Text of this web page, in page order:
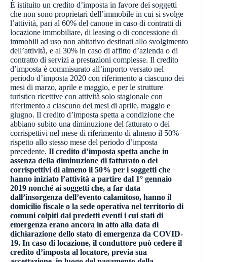
È istituito un credito d’imposta in favore dei soggetti
che non sono proprietari dell’immobile in cui si svolge
l’attività, pari al 60% del canone in caso di contratti di
locazione immobiliare, di leasing o di concessione di
immobili ad uso non abitativo destinati allo svolgimento
dell’attività, e al 30% in caso di affitto d’azienda o di
contratto di servizi a prestazioni complesse. Il credito
d’imposta è commisurato all’importo versato nel
periodo d’imposta 2020 con riferimento a ciascuno dei
mesi di marzo, aprile e maggio, e per le strutture
turistico ricettive con attività solo stagionale con
riferimento a ciascuno dei mesi di aprile, maggio e
giugno. Il credito d’imposta spetta a condizione che
abbiano subito una diminuzione del fatturato o dei
corrispettivi nel mese di riferimento di almeno il 50%
rispetto allo stesso mese del periodo d’imposta
precedente. Il credito d’imposta spetta anche in
assenza della diminuzione di fatturato o dei
corrispettivi di almeno il 50% per i soggetti che
hanno iniziato l’attività a partire dal 1° gennaio
2019 nonché ai soggetti che, a far data
dall’insorgenza dell’evento calamitoso, hanno il
domicilio fiscale o la sede operativa nel territorio di
comuni colpiti dai predetti eventi i cui stati di
emergenza erano ancora in atto alla data di
dichiarazione dello stato di emergenza da COVID-
19. In caso di locazione, il conduttore può cedere il
credito d’imposta al locatore, previa sua